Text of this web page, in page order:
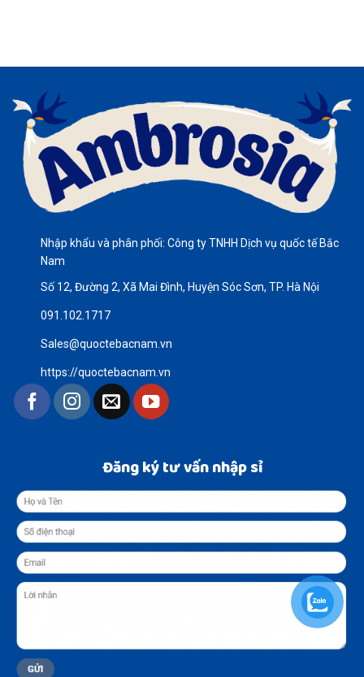
Nhập khẩu và phân phối: Công ty TNHH Dịch vụ quốc tế Bắc
Nam
Số 12, Đường 2, Xã Mai Đình, Huyện Sóc Sơn, TP. Hà Nội
091.102.1717
Sales@quoctebacnam.vn
https://quoctebacnam.vn
Đăng ký tư vấn nhập sỉ